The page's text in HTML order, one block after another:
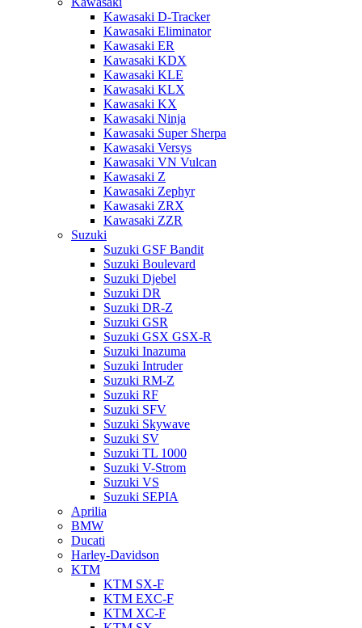
Kawasaki D-Tracker
Kawasaki Eliminator
Kawasaki ER
Kawasaki KDX
Kawasaki KLE
Kawasaki KLX
Kawasaki KX
Kawasaki Ninja
Kawasaki Super Sherpa
Kawasaki Versys
Kawasaki VN Vulcan
Kawasaki Z
Kawasaki Zephyr
Kawasaki ZRX
Kawasaki ZZR
Suzuki
Suzuki GSF Bandit
Suzuki Boulevard
Suzuki Djebel
Suzuki DR
Suzuki DR-Z
Suzuki GSR
Suzuki GSX GSX-R
Suzuki Inazuma
Suzuki Intruder
Suzuki RM-Z
Suzuki RF
Suzuki SFV
Suzuki Skywave
Suzuki SV
Suzuki TL 1000
Suzuki V-Strom
Suzuki VS
Suzuki SEPIA
Aprilia
BMW
Ducati
Harley-Davidson
KTM
KTM SX-F
KTM EXC-F
KTM XC-F